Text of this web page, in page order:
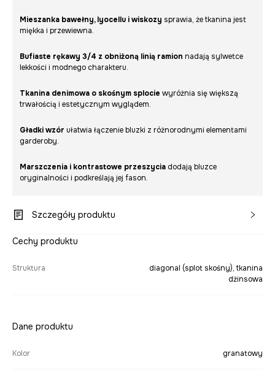
Mieszanka bawełny, lyocellu i wiskozy sprawia, że tkanina jest
miękka i przewiewna.
Bufiaste rękawy 3/4 z obniżoną linią ramion nadają sylwetce
lekkości i modnego charakteru.
Tkanina denimowa o skośnym splocie wyróżnia się większą
trwałością i estetycznym wyglądem.
Gładki wzór ułatwia łączenie bluzki z różnorodnymi elementami
garderoby.
Marszczenia i kontrastowe przeszycia dodają bluzce
oryginalności i podkreślają jej fason.
Szczegóły produktu
Cechy produktu
Struktura
diagonal (splot skośny), tkanina
dżinsowa
Dane produktu
Kolor granatowy